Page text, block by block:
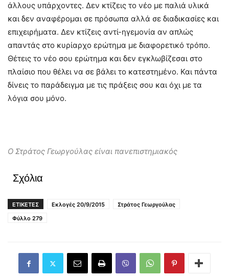
άλλους υπάρχοντες. Δεν κτίζεις το νέο με παλιά υλικά
και δεν αναφέρομαι σε πρόσωπα αλλά σε διαδικασίες και
επιχειρήματα. Δεν κτίζεις αντί-ηγεμονία αν απλώς
απαντάς στο κυρίαρχο ερώτημα με διαφορετικό τρόπο.
Θέτεις το νέο σου ερώτημα και δεν εγκλωβίζεσαι στο
πλαίσιο που θέλει να σε βάλει το κατεστημένο. Και πάντα
δίνεις το παράδειγμα με τις πράξεις σου και όχι με τα
λόγια σου μόνο.
Ο Στράτος Γεωργούλας είναι πανεπιστημιακός
Σχόλια
ΕΤΙΚΕΤΕΣ Εκλογές 20/9/2015
Στράτος Γεωργούλας
Φύλλο 279